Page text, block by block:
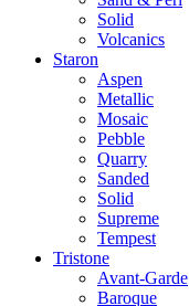
Solid
Volcanics
Staron
Aspen
Metallic
Mosaic
Pebble
Quarry
Sanded
Solid
Supreme
Tempest
Tristone
Avant-Garde
Baroque